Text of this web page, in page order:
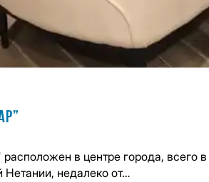
в центре города, всего в
Нетании, недалеко от…